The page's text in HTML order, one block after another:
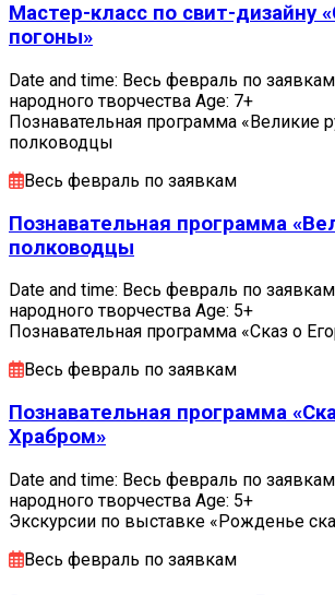
Мастер-класс по свит-дизайну
погоны»
Date and time: Весь февраль по
народного творчества Age: 7+
Познавательная программа «Великие
полководцы
Весь февраль по заявкам
Познавательная программа
полководцы
Date and time: Весь февраль по
народного творчества Age: 5+
Познавательная программа «Сказ о
Весь февраль по заявкам
Познавательная программа
Храбром»
Date and time: Весь февраль по
народного творчества Age: 5+
Экскурсии по выставке «Рожденье
Весь февраль по заявкам